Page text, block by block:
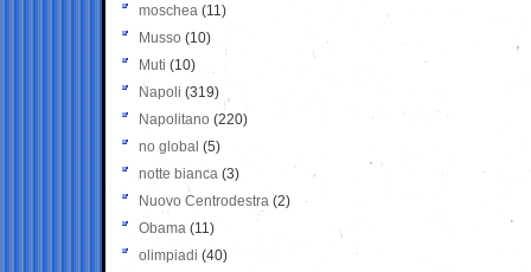
moschea (11)
Musso (10)
Muti (10)
Napoli (319)
Napolitano (220)
no global (5)
notte bianca (3)
Nuovo Centrodestra (2)
Obama (11)
olimpiadi (40)